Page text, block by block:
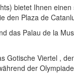
bietet Ihnen
den Plaza de
das Palau de la
Gotische Viertel ,
der